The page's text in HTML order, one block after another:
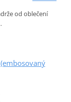
od oblečení